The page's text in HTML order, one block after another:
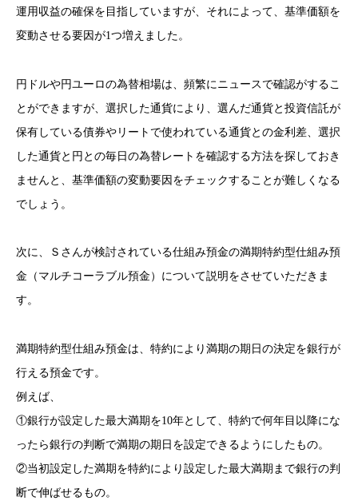
運用収益の確保を目指 していますが、それによって、 基準価額を
変動させる要因が1つ増えました。
円ドルや円ユーロの為替相場は、頻繁にニュースで確認がするこ
とができますが、選択 した通貨により、選んだ通貨と投資信託が
保有している債券やリートで使われている通貨との金利差、選択
した通貨と円との毎日の為替レートを確認する方法を探しておき
ませんと、基準価額の変動要因をチェックすることが難しくなる
でしょう。
次に、Ｓさんが検討されている仕組み預金の満期特約型仕組み預
金（マルチコーラブル預金）について説明をさせていただきま
す。
満期特約型仕組み預金は、特約により満期の期日の決定を銀行が
行える預金です。
例えば、
①銀行が設定した最大満期を10年として、特約で何年目以降にな
ったら銀行の判断で満期の期日を設定できるようにしたもの。
②当初設定した満期を特約により設定した最大満期まで銀行の判
断で伸ばせるもの。